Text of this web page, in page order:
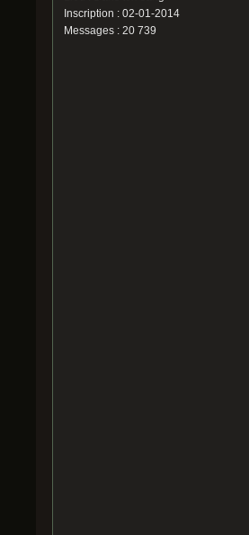
Inscription : 02-01-2014
Messages : 20 739